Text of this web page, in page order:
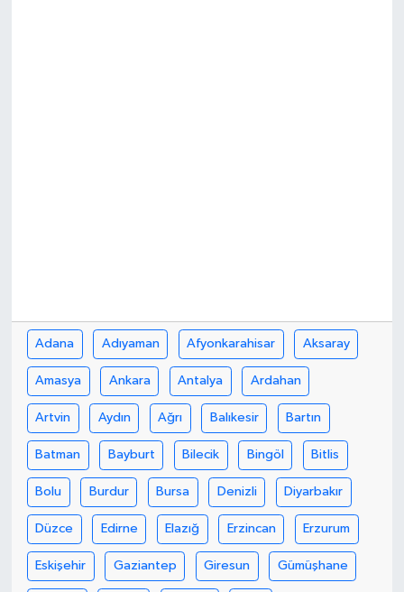
Adana Adıyaman Afyonkarahisar Aksaray
Amasya Ankara Antalya Ardahan
Artvin Aydın Ağrı Balıkesir Bartın
Batman Bayburt Bilecik Bingöl Bitlis
Bolu Burdur Bursa Denizli Diyarbakır
Düzce Edirne Elazığ Erzincan Erzurum
Eskişehir Gaziantep Giresun Gümüşhane